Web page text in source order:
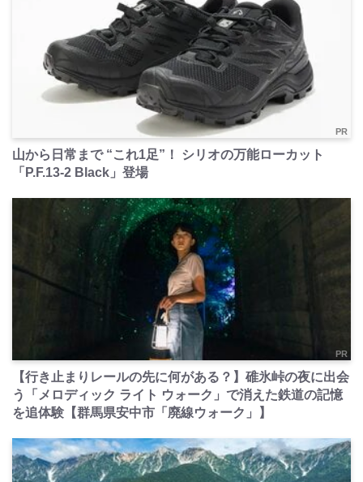
PR
山から日常まで “これ1足”！ シリオの万能ローカット
「P.F.13-2 Black」登場
PR
【行き止まりレールの先に何がある？】碓氷峠の夜に出会
う「メロディック ライト ウォーク」で消えた鉄道の記憶
を追体験【群馬県安中市「廃線ウォーク」】